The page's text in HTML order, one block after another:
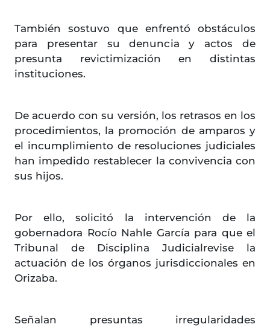
También sostuvo que enfrentó obstáculos
para presentar su denuncia y actos de
presunta revictimización en distintas
instituciones.
De acuerdo con su versión, los retrasos en los
procedimientos, la promoción de amparos y
el incumplimiento de resoluciones judiciales
han impedido restablecer la convivencia con
sus hijos.
Por ello, solicitó la intervención de la
gobernadora Rocío Nahle García para que el
Tribunal de Disciplina Judicialrevise la
actuación de los órganos jurisdiccionales en
Orizaba.
Señalan presuntas irregularidades